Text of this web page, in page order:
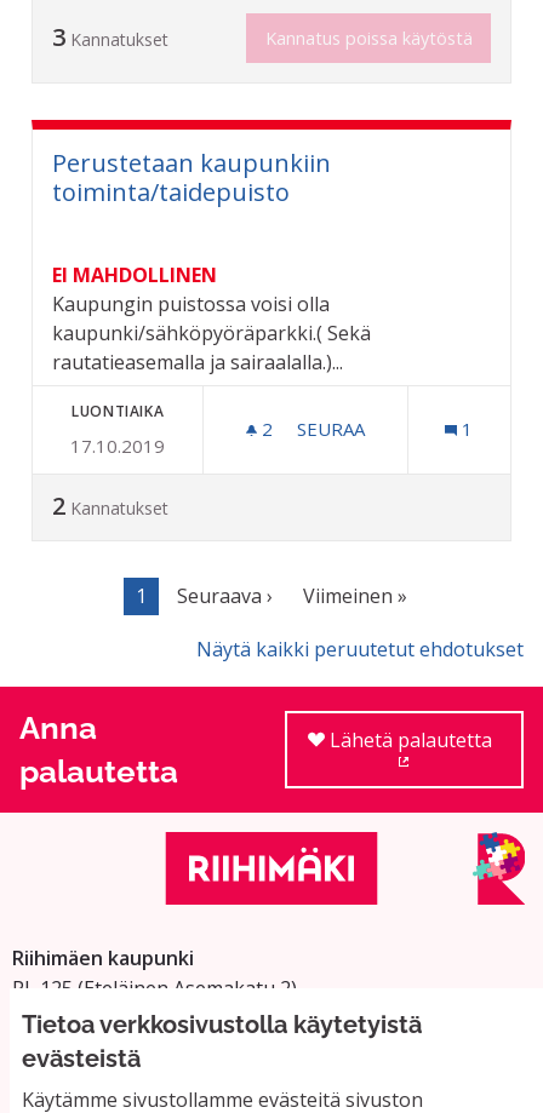
Tietoa verkkosivustolla käytetyistä
evästeistä
Käytämme sivustollamme evästeitä sivuston
3 Kannatukset Kannatus poissa käytöstä
Perustetaan kaupunkiin
toiminta/taidepuisto
EI MAHDOLLINEN
Kaupungin puistossa voisi olla
kaupunki/sähköpyöräparkki.( Sekä
rautatieasemalla ja sairaalalla.)...
LUONTIAIKA
17.10.2019
2 2 SEURAAJAA
SEURAA 1
2 Kannatukset
1 Seuraava ›
Viimeinen »
Näytä kaikki peruutetut ehdotukset
Anna
palautetta
Lähetä palautetta
Riihimäen kaupunki
PL 125 (Eteläinen Asemakatu 2)
11101 Riihimäki
Vaihde: 019 758 4000
Sähköpostiosoitteet: